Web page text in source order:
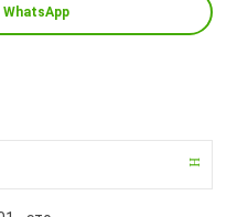
WhatsApp